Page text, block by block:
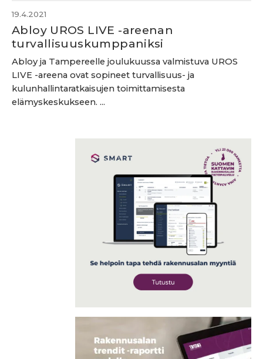
19.4.2021
Abloy UROS LIVE -areenan
turvallisuuskumppaniksi
Abloy ja Tampereelle joulukuussa valmistuva UROS
LIVE -areena ovat sopineet turvallisuus- ja
kulunhallintaratkaisujen toimittamisesta
elämyskeskukseen. ...